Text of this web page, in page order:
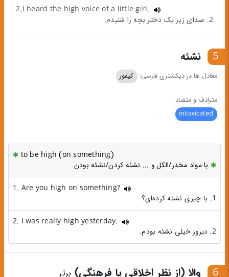
2.I heard the high voice of a little girl.
2. صدای زیر یک دختر بچه را شنیدم.
5 نشئه
معادل ها در دیکشنری فارسی: کیفور
مترادف و متضاد
intoxicated
to be high (on something)
با مواد مخدر/الکل و ... نشئه کردن/نشئه بودن
1. Are you high on something?
1. با چیزی نشئه کرده‌ای؟
2. I was really high yesterday.
2. دیروز خیلی نشئه بودم.
6 والا (از نظر اخلاقی یا فرهنگی) برتر